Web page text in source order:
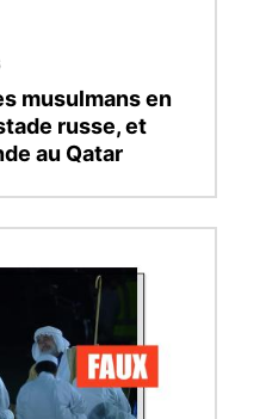
musulmans en
russe, et
au Qatar